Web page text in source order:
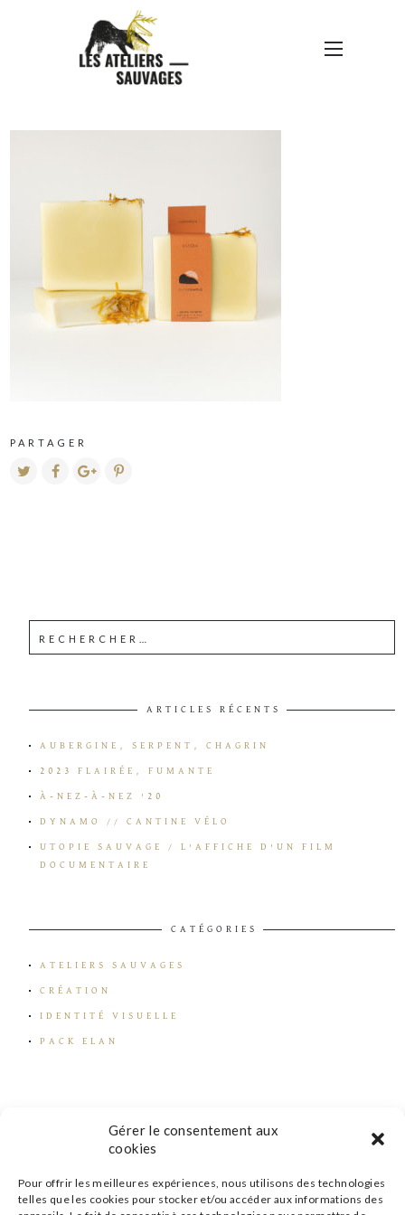
Gérer le consentement aux
cookies
Pour offrir les meilleures expériences, nous utilisons des technologies
telles que les cookies pour stocker et/ou accéder aux informations des
SAVONNERIE DU FUTUR
SIMPLE DE MARYSE
BOULARD
PARTAGER
ARTICLES RÉCENTS
AUBERGINE, SERPENT, CHAGRIN
2023 FLAIRÉE, FUMANTE
À-NEZ-À-NEZ ’20
DYNAMO // CANTINE VÉLO
UTOPIE SAUVAGE / L’AFFICHE D’UN FILM
DOCUMENTAIRE
CATÉGORIES
ATELIERS SAUVAGES
CRÉATION
IDENTITÉ VISUELLE
PACK ELAN